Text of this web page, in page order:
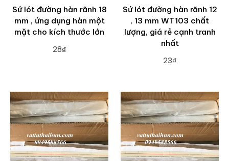
Sứ lót đường hàn rãnh 18
mm , ứng dụng hàn một
mặt cho kích thước lớn
28₫
Sứ lót đường hàn rãnh 12
, 13 mm WT103 chất
lượng, giá rẻ cạnh tranh
nhất
23₫